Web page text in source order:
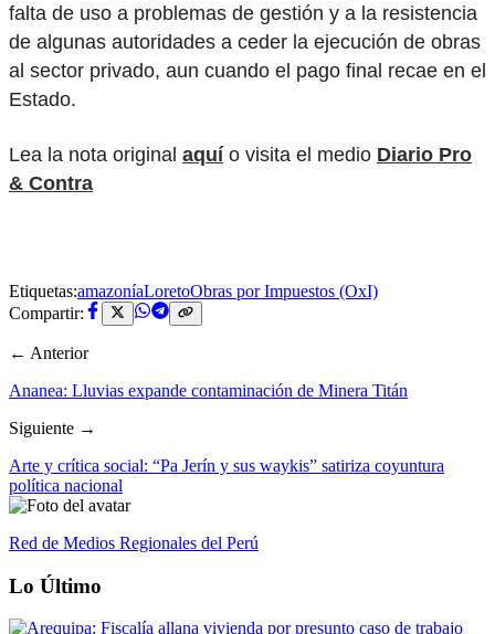
falta de uso a problemas de gestión y a la resistencia
de algunas autoridades a ceder la ejecución de obras
al sector privado, aun cuando el pago final recae en el
Estado.
Lea la nota original aquí o visita el medio Diario Pro
& Contra
Etiquetas:amazoníaLoretoObras por Impuestos (OxI)
Compartir:
← Anterior
Ananea: Lluvias expande contaminación de Minera Titán
Siguiente →
Arte y crítica social: “Pa Jerín y sus waykis” satiriza coyuntura
política nacional
Red de Medios Regionales del Perú
Lo Último